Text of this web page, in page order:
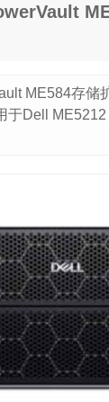
ME584存储
于Dell